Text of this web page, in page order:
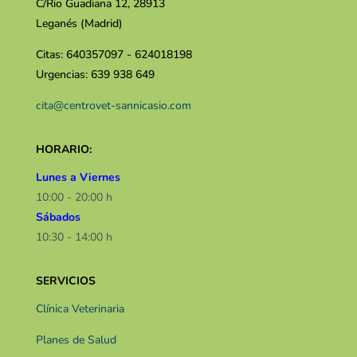
C/Rio Guadiana 12, 28913
Leganés (Madrid)
Citas: 640357097 - 624018198
Urgencias: 639 938 649
cita@centrovet-sannicasio.com
HORARIO:
Lunes a Viernes
10:00 - 20:00 h
Sábados
10:30 - 14:00 h​​
SERVICIOS
Clínica Veterinaria
Planes de Salud